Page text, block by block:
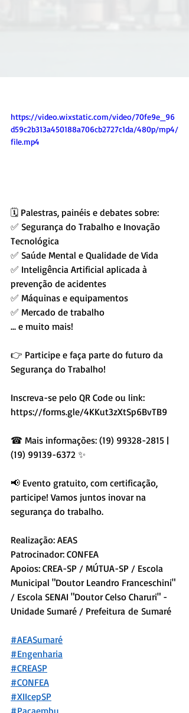
https://video.wixstatic.com/video/70fe9e_96
d59c2b313a450188a706cb2727c1da/480p/mp4/
file.mp4
🗓 Palestras, painéis e debates sobre:
✅ Segurança do Trabalho e Inovação
Tecnológica
✅ Saúde Mental e Qualidade de Vida
✅ Inteligência Artificial aplicada à
prevenção de acidentes
✅ Máquinas e equipamentos
✅ Mercado de trabalho
... e muito mais!
👉 Participe e faça parte do futuro da
Segurança do Trabalho!
Inscreva-se pelo QR Code ou link:
https://forms.gle/4KKut3zXtSp6BvTB9
☎ Mais informações: (19) 99328-2815 |
(19) 99139-6372 ✨
📢 Evento gratuito, com certificação,
participe! Vamos juntos inovar na
segurança do trabalho.
Realização: AEAS
Patrocinador: CONFEA
Apoios: CREA-SP / MÚTUA-SP / Escola
Municipal "Doutor Leandro Franceschini"
/ Escola SENAI "Doutor Celso Charuri" -
Unidade Sumaré / Prefeitura de Sumaré
#AEASumaré
#Engenharia
#CREASP
#CONFEA
#XIIcepSP
#Pacaembu